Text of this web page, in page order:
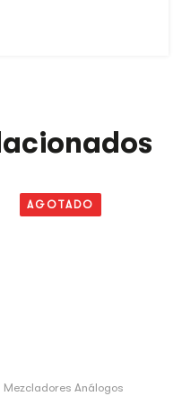
AGOTADO
Mezcladores Análogos